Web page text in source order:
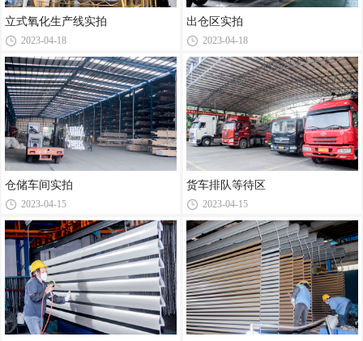
立式氧化生产线实拍
2023-04-18
仓储车间实拍
2023-04-15
出仓区实拍
2023-04-18
货车排队等待区
2023-04-15